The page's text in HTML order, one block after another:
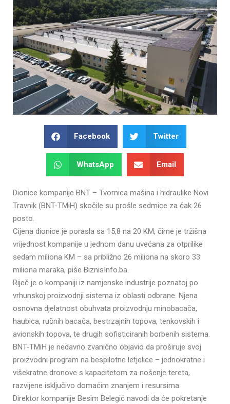
Facebook Twitter
WhatsApp Email
Dionice kompanije BNT – Tvornica mašina i hidraulike Novi
Travnik (BNT-TMiH) skočile su prošle sedmice za čak 26
posto.
Cijena dionice je porasla sa 15,8 na 20 KM, čime je tržišna
vrijednost kompanije u jednom danu uvećana za otprilike
sedam miliona KM – sa približno 26 miliona na skoro 33
miliona maraka, piše BiznisInfo.ba.
Riječ je o kompaniji iz namjenske industrije poznatoj po
vrhunskoj proizvodnji sistema iz oblasti odbrane. Njena
osnovna djelatnost obuhvata proizvodnju minobacača,
haubica, ručnih bacača, bestrzajnih topova, tenkovskih i
avionskih topova, te drugih sofisticiranih borbenih sistema.
BNT-TMiH je nedavno zvanično objavio da proširuje svoj
proizvodni program na bespilotne letjelice – jednokratne i
višekratne dronove s kapacitetom za nošenje tereta,
razvijene isključivo domaćim znanjem i resursima.
Direktor kompanije Besim Belegić navodi da će pokretanje